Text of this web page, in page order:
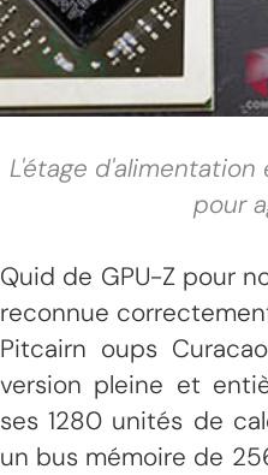
L'étage
pour
Quid de GPU-Z pour
reconnue
Pitcairn oups
version pleine et
ses 1280 unités de
un bus mémoire de